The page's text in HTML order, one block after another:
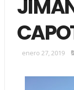
enero 27, 2019